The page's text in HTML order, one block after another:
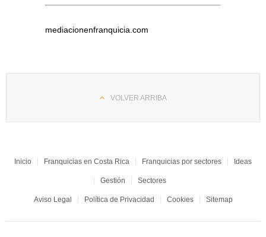
mediacionenfranquicia.com
VOLVER ARRIBA
Inicio Franquicias en Costa Rica Franquicias por sectores Ideas
Gestión Sectores
Aviso Legal Política de Privacidad Cookies Sitemap